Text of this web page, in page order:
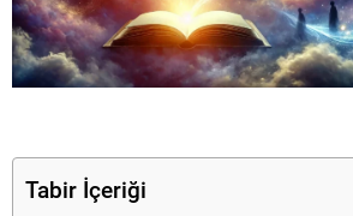
Tabir İçeriği